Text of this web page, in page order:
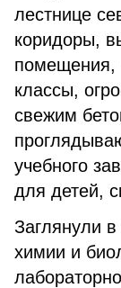
лестнице
коридоры,
помещения,
классы,
свежим
учебного
для детей,
Заглянули
химии и